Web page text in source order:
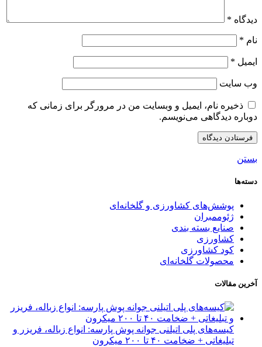
دیدگاه *
نام *
ایمیل *
وب‌ سایت
ذخیره نام، ایمیل و وبسایت من در مرورگر برای زمانی که
دوباره دیدگاهی می‌نویسم.
بستن
دسته‌ها
پوشش‌های کشاورزی و گلخانه‌ای
ژئوممبران
صنایع بسته بندی
کشاورزی
کود کشاورزی
محصولات گلخانه‌ای
آخرین مقالات
کیسه‌های پلی اتیلنی جوانه پوش پارسه: انواع زباله، فریزر و
تبلیغاتی + ضخامت ۴۰ تا ۲۰۰ میکرون